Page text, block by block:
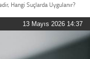
Hangi Suçlarda Uygulanır?
13 Mayıs 2026 14:37